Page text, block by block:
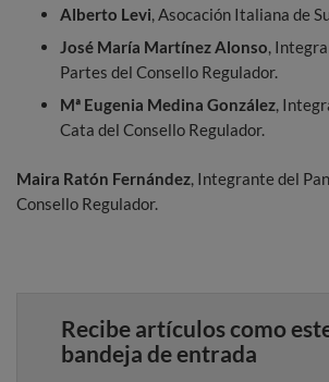
Alberto Levi, Asocación Italiana de
José María Martínez Alonso,
Partes del Consello Regulador.
Mª Eugenia Medina González,
Cata del Consello Regulador.
Maira Ratón Fernández, Integrante del
Consello Regulador.
Recibe artículos como
bandeja de entrada